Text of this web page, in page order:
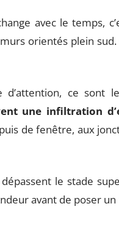
avec le temps,
orientés plein
ce sont
une infiltration
de fenêtre, aux
le stade
avant de poser